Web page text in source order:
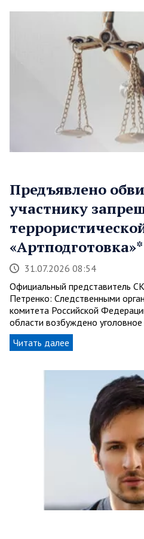
Предъявлено
участнику
«Артподготовка»*
31.07.2026 08:54
Официальный представитель
Петренко: Следственными
комитета Российской
области возбуждено
Читать далее